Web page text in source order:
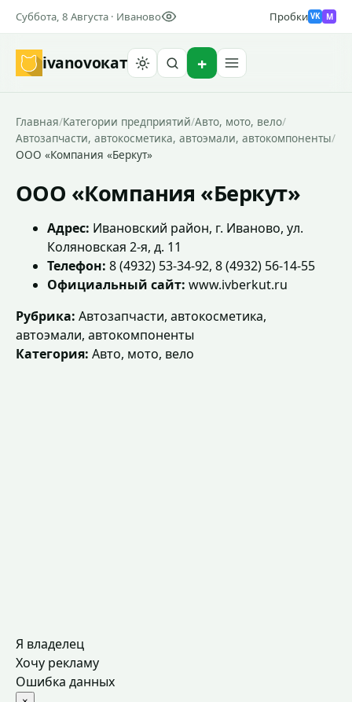
Суббота, 8 Августа · Иваново Пробки VK M
ivanovoкат
Найти
Главная/Категории предприятий/Авто, мото, вело/
Автозапчасти, автокосметика, автоэмали, автокомпоненты/
ООО «Компания «Беркут»
ООО «Компания «Беркут»
Адрес: Ивановский район, г. Иваново, ул.
Коляновская 2-я, д. 11
Телефон: 8 (4932) 53-34-92, 8 (4932) 56-14-55
Официальный сайт: www.ivberkut.ru
Рубрика: Автозапчасти, автокосметика,
автоэмали, автокомпоненты
Категория: Авто, мото, вело
Я владелец
Хочу рекламу
Ошибка данных